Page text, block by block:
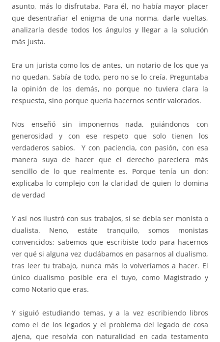
asunto, más lo disfrutaba. Para él, no había mayor placer
que desentrañar el enigma de una norma, darle vueltas,
analizarla desde todos los ángulos y llegar a la solución
más justa.
Era un jurista como los de antes, un notario de los que ya
no quedan. Sabía de todo, pero no se lo creía. Preguntaba
la opinión de los demás, no porque no tuviera clara la
respuesta, sino porque quería hacernos sentir valorados.
Nos enseñó sin imponernos nada, guiándonos con
generosidad y con ese respeto que solo tienen los
verdaderos sabios. Y con paciencia, con pasión, con esa
manera suya de hacer que el derecho pareciera más
sencillo de lo que realmente es. Porque tenía un don:
explicaba lo complejo con la claridad de quien lo domina
de verdad
Y así nos ilustró con sus trabajos, si se debía ser monista o
dualista. Neno, estáte tranquilo, somos monistas
convencidos; sabemos que escribiste todo para hacernos
ver qué si alguna vez dudábamos en pasarnos al dualismo,
tras leer tu trabajo, nunca más lo volveríamos a hacer. El
único dualismo posible era el tuyo, como Magistrado y
como Notario que eras.
Y siguió estudiando temas, y a la vez escribiendo libros
como el de los legados y el problema del legado de cosa
ajena, que resolvía con naturalidad en cada testamento